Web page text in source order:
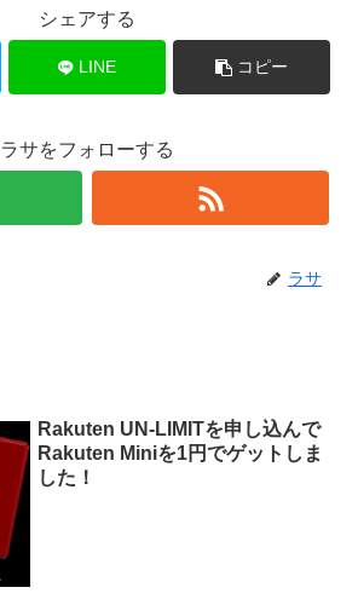
シェアする
LINE コピー
ラサをフォローする
ラサ
Rakuten UN-LIMITを申し込んで
Rakuten Miniを1円でゲットしま
した！